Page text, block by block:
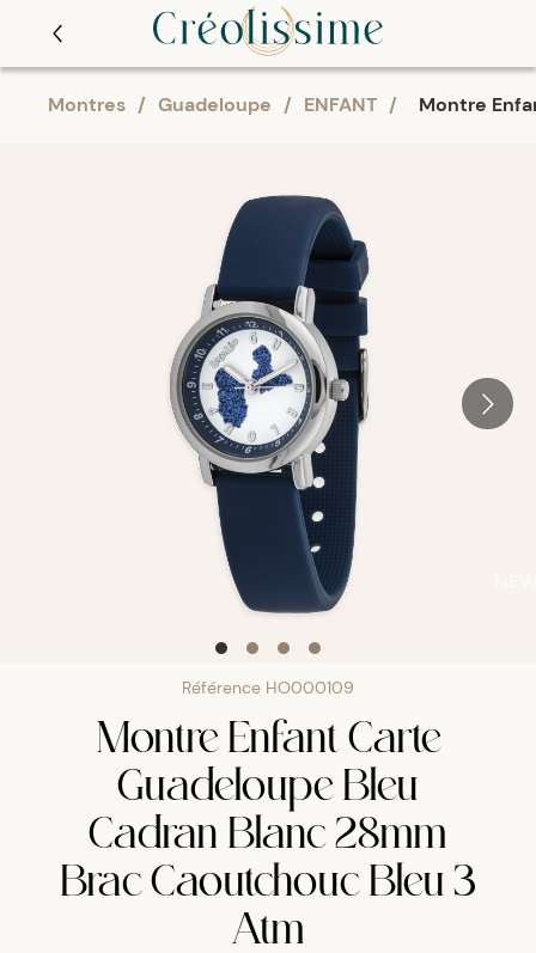
Montres / Guadeloupe / ENFANT / Montre
Référence HO000109
Montre Enfant Carte
Guadeloupe Bleu
Cadran Blanc 28mm
Brac Caoutchouc Bleu 3
Atm